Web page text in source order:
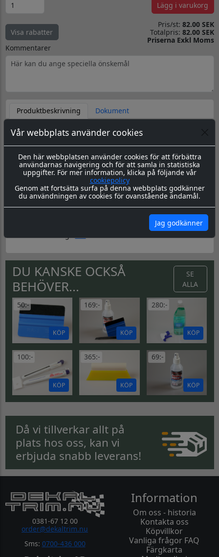
Vår webbplats använder cookies
Den här webbplatsen använder cookies för att förbättra
användarnas navigering och för att samla in statistiska
uppgifter. För mer information, klicka på följande vår
cookiepolicy
Genom att fortsätta surfa på denna webbplats godkänner
du användningen av cookies för ovanstående ändamål.
Jag godkänner
Lägg i varukorg
Visa rabatter
Pris/st: 82.00 SEK
Totalpris: 82.00 SEK
Priserna Exkl Moms
Kommentarer
Produktbeskrivning
Dokument
Datorskuren dekal / logo
Material & Tillverkning:Dessa dekaler skärs ut i en 8-årig
genomfärgad kvalitetsfolie, som fäster på de flesta plana
ytor.
Leverans:Dekalen levereras redo för montage med
appliceringstape över som håller ihop dekalen, och
underlättar monteringen. Appliceringstapen tas bort efter
montering, och kvar sitter då endast dekalen.
här
Läs igenom våra instrukioner före
DU KANSKE OCKSÅ
BEHÖVER...
SE
ALLA
50:-
KÖP
169:-
KÖP
280:-
KÖP
100:-
KÖP
365:-
KÖP
69:-
KÖP
Då vi tillverkar allt på
plats hos oss, kan vi
erbjuda snabb leverans!
0381-67 12 00
order@dekaltrim.nu
Sms: 0700-436 000
Information
Om oss - historia
Kontakta oss
Köpvillkor
Vanliga frågor FAQ
Färgkarta